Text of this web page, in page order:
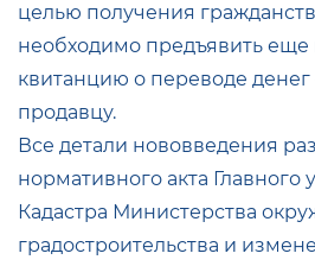
целью получения
необходимо предъявить еще
квитанцию о переводе денег
продавцу.
Все детали нововведения
нормативного акта
Кадастра Министерства
градостроительства и